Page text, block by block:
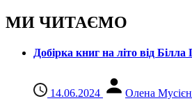
МИ ЧИТАЄМО
Добірка книг на літо від Білла
14.06.2024 Олена